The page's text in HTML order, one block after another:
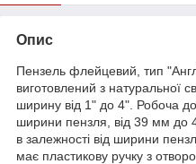
Опис
Пензель флейцевий, тип
виготовлений з натуральної
ширину від 1" до 4". Робоча
ширини пензля, від 39 мм до
в залежності від ширини
має пластикову ручку з